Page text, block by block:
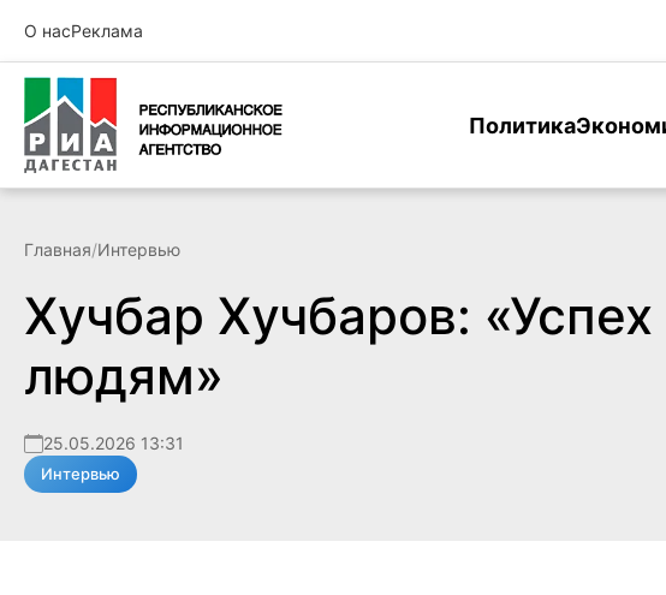
О насРеклама
Политика
Главная/Интервью
Хучбар Хучбаров:
людям»
25.05.2026 13:31
Интервью